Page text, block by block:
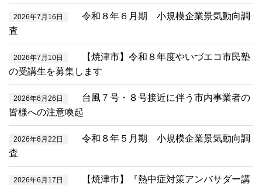
2026年7月16日
令和８年６月期 小規模企業景気動向調
査
2026年7月10日
【焼津市】令和８年度やいづエコ市民塾
の受講生を募集します
2026年6月26日
台風７号・８号接近に伴う市内事業者の
皆様への注意喚起
2026年6月22日
令和８年５月期 小規模企業景気動向調
査
2026年6月17日
【焼津市】『熱中症対策アンバサダー講